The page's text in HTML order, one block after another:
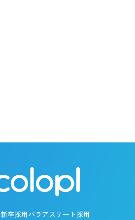
新卒採用パラアスリート採用